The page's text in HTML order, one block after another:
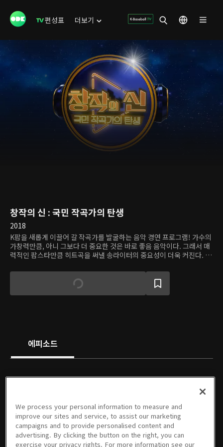
편성표 더보기
창작의 신 : 국민 작곡가의 탄생
2018
K팝을 새롭게 이끌어 갈 작곡가를 발굴하는 음악 경연 프로그램! 가수의
가창력만큼, 아니 그보다 더 중요한 것은 바로 좋음 음악이다. 그래서 매
력적인 팝스타만큼 히트곡을 써낼 송라이터의 중요성이 더욱 커진다. 연
의 도전이 시작된다. 과연 차세대 히트팝을 써낼 주인공은 누가 될까? 탁
재훈이 진행하고, 윤일상, 휘성, 라이머, 라이언 전 등 한국 음악계 최고
의 송라이터 겸 프로듀서들이 심사위원을 맡는다. 최종 우승자에겐 최고
에피소드
01회
11/25/2018 • 1시간 14분
02회
12/02/2018 • 1시간 13분
03회
12/09/2018 • 1시간 4분
04회
12/16/2018 • 1시간 11분
05회
12/23/2018 • 1시간 8분
We process your personal information to measure and
improve our sites and service, to assist our marketing
campaigns and to provide personalised content and
advertising. By clicking the button on the right, you can
exercise your privacy rights. For more information see our